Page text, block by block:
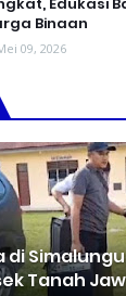
Binaan
09, 2026
di
Tanah